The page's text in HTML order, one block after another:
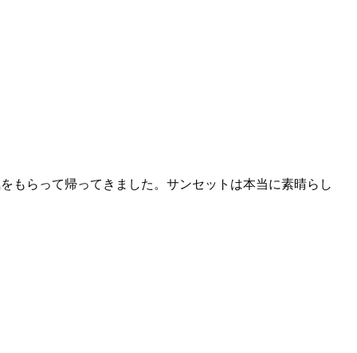
もらって帰ってきました。サンセットは本当に素晴らし